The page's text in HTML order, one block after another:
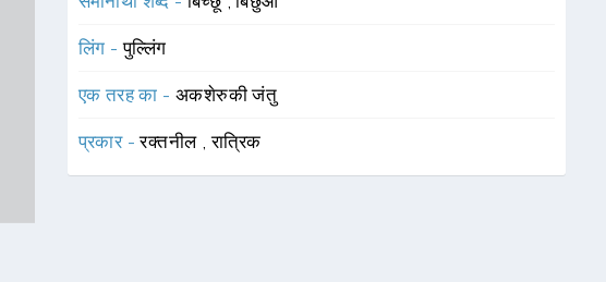
लिंग -पुल्लिंग
एक तरह का - अकशेरुकी जंतु
प्रकार -रक्तनील ,रात्रिक